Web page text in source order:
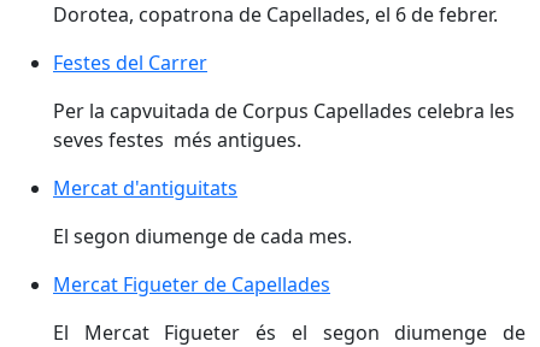
Dorotea, copatrona de Capellades, el 6 de febrer.
Festes del Carrer
Festes del Carrer
Per la capvuitada de Corpus Capellades celebra les
seves festes més antigues.
Mercat d'antiguitats
Mercat d'antiguitats
El segon diumenge de cada mes.
Mercat Figueter de Capellades
Mercat Figueter de Capellades
El Mercat Figueter és el segon diumenge de